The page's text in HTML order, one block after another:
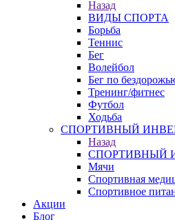
Назад
ВИДЫ СПОРТА
Борьба
Теннис
Бег
Волейбол
Бег по
Тренинг/фитнес
Футбол
Ходьба
СПОРТИВНЫЙ
Назад
СПОРТИВНЫЙ
Мячи
Спортивная
Спортивное
Акции
Блог